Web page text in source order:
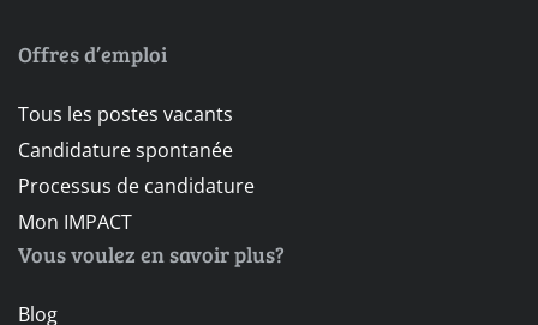
Offres d’emploi
Tous les postes vacants
Candidature spontanée
Processus de candidature
Mon IMPACT
Vous voulez en savoir plus?
Blog